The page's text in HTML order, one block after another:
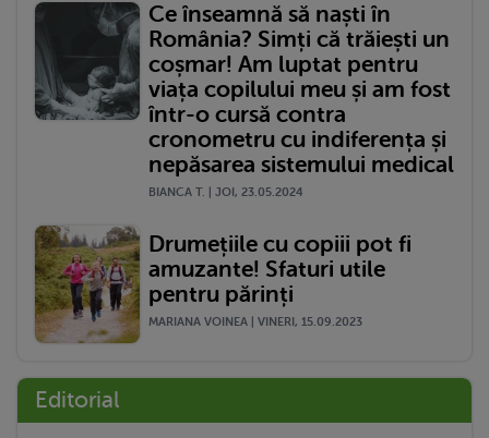
Ce înseamnă să naști în
România? Simți că trăiești un
coșmar! Am luptat pentru
viața copilului meu și am fost
într-o cursă contra
cronometru cu indiferența și
nepăsarea sistemului medical
BIANCA T. | JOI, 23.05.2024
Drumețiile cu copiii pot fi
amuzante! Sfaturi utile
pentru părinți
MARIANA VOINEA | VINERI, 15.09.2023
Editorial